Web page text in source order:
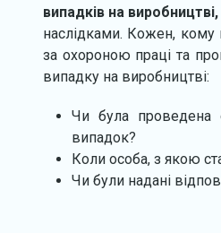
випадків на
наслідками. Кожен, кому
за охороною праці та
випадку на виробництві:
Чи була проведена
випадок?
Коли особа, з якою
Чи були надані